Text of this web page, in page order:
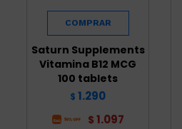
Saturn Supplements
Vitamina B12 MCG
100 tablets
$ 1.290
$ 1.097